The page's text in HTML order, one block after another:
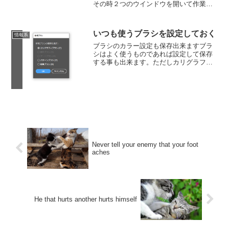
その時２つのウインドウを開いて作業を
すが、２つのウインドウを同時に動かし
たくなかったので...
情報系 いつも使うブラシを設定しておく
ブラシのカラー設定も保存出来ますブラ
シはよく使うものであれば設定して保存
する事も出来ます。ただしカリグラフィ
Never tell your enemy that your foot
aches
He that hurts another hurts himself